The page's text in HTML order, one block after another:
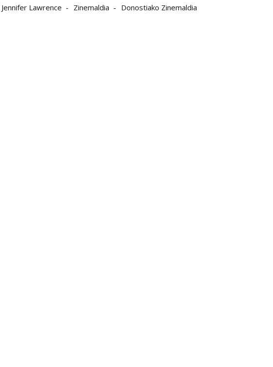
Jennifer Lawrence Zinemaldia Donostiako Zinemaldia